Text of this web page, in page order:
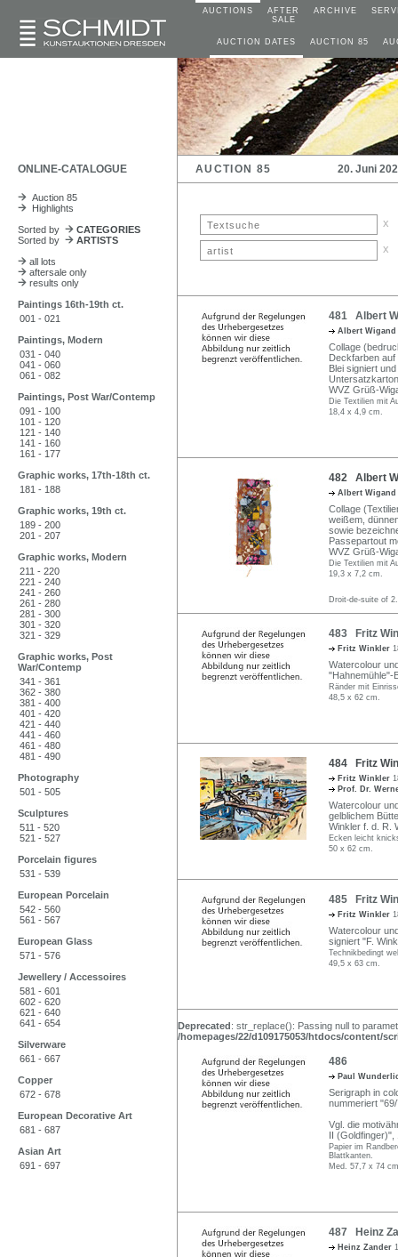
AUCTIONS
AFTER
SALE
ARCHIVE
AUCTION DATES AUCTION 85
ONLINE-CATALOGUE AUCTION 85 20. Juni
Auction 85
Highlights
Sorted by
CATEGORIES
Sorted by
ARTISTS
all lots
aftersale only
results only
Paintings 16th-19th ct.
001 - 021
Paintings, Modern
031 - 040
041 - 060
061 - 082
Paintings, Post War/Contemp
091 - 100
101 - 120
121 - 140
141 - 160
161 - 177
Graphic works, 17th-18th ct.
181 - 188
Graphic works, 19th ct.
189 - 200
201 - 207
Graphic works, Modern
211 - 220
221 - 240
241 - 260
261 - 280
281 - 300
301 - 320
321 - 329
Graphic works, Post
War/Contemp
341 - 361
362 - 380
381 - 400
401 - 420
421 - 440
441 - 460
461 - 480
481 - 490
Photography
501 - 505
Sculptures
511 - 520
521 - 527
Porcelain figures
531 - 539
European Porcelain
542 - 560
561 - 567
European Glass
571 - 576
Jewellery / Accessoires
581 - 601
602 - 620
621 - 640
641 - 654
Silverware
661 - 667
Copper
672 - 678
European Decorative Art
681 - 687
Asian Art
691 - 697
x
x
481 Albert
Albert Wigand
Collage
Deckfarben
Blei signiert
WVZ Grüß-
Die Textilien mit
18,4 x 4,9 cm.
482 Albert
Albert Wigand
Collage
weißem,
sowie
Passepartout
WVZ Grüß-
Die Textilien mit
19,3 x 7,2 cm.
Droit-de-suite of
483 Fritz
Fritz Winkler
Watercolour
"Hahnemühle"-
Ränder mit
48,5 x 62 cm.
484 Fritz
Fritz Winkler
Prof. Dr.
Watercolour
gelblichem
Winkler f. d. R.
Ecken leicht
50 x 62 cm.
485 Fritz
Fritz Winkler
Watercolour
signiert "F.
Technikbedingt
49,5 x 63 cm.
Deprecated: str_replace(): Passing null to
/homepages/22/d109175053/htdocs/content/
486
Paul
Serigraph in
nummeriert
Vgl. die
II (Goldfinger)",
Papier im
Blattkanten.
Med. 57,7 x 74
487 Heinz
Heinz Zander